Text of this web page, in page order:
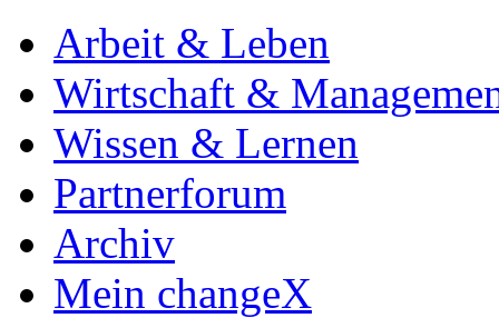
Arbeit & Leben
Wirtschaft &
Wissen & Lernen
Partnerforum
Archiv
Mein changeX